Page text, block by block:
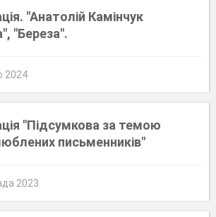
"Анатолій Камінчук
"Береза".
2024
"Підсумкова за темою
письменників"
2023